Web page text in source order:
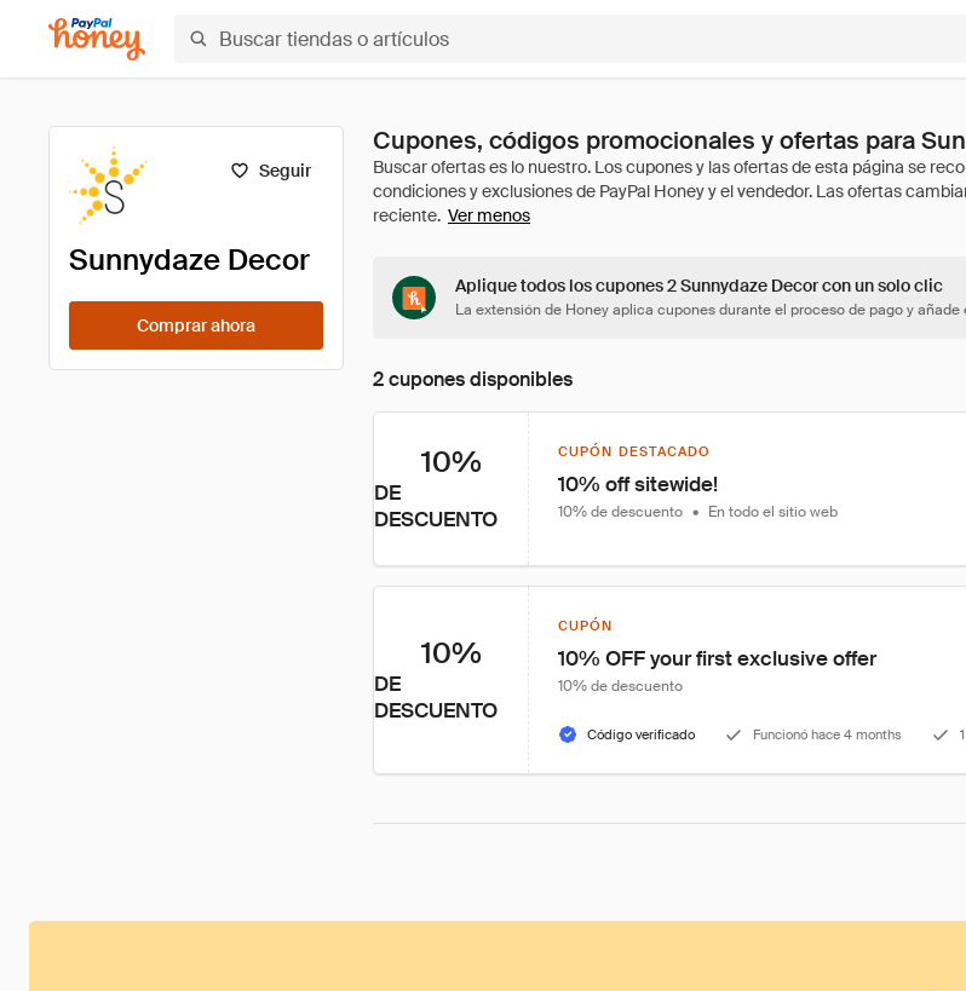
Seguir
Sunnydaze Decor
Comprar ahora
Cupones, códigos promocionales y ofertas para
Ver menos
Aplique todos los cupones 2 Sunnydaze Decor con un solo clic
La extensión de Honey aplica cupones durante el proceso de pago y
2 cupones disponibles
10%
DE
DESCUENTO
CUPÓN DESTACADO
10% off sitewide!
10% de descuento • En todo el sitio web
10%
DE
DESCUENTO
CUPÓN
10% OFF your first exclusive offer
10% de descuento
Código verificado Funcionó hace 4 months